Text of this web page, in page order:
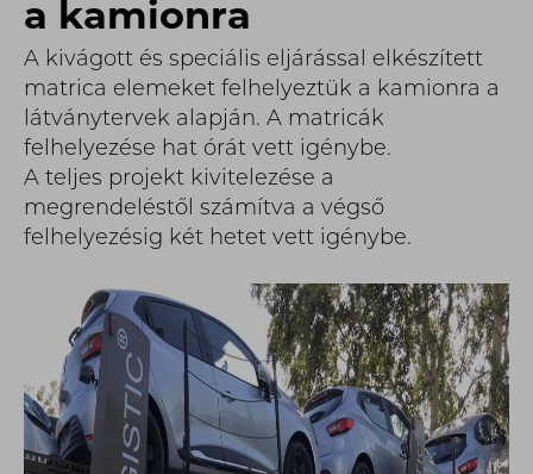
a kamionra
A kivágott és speciális eljárással elkészített
matrica elemeket felhelyeztük a kamionra a
látványtervek alapján. A matricák
felhelyezése hat órát vett igénybe.
A teljes projekt kivitelezése a
megrendeléstől számítva a végső
felhelyezésig két hetet vett igénybe.